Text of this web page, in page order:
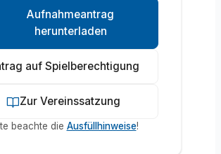
Aufnahmeantrag
herunterladen
auf Spielberechtigung
Zur Vereinssatzung
beachte die Ausfüllhinweise!